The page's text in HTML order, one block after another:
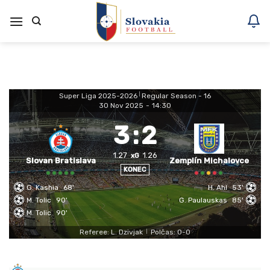
na
Super Liga 2025-2026 Regular Season - 16
30 Nov 2025 - 14:30
Slovan Bratislava
3:2
1.27 xG 1.26
KONEC
Zemplín Michalovce
G. Kashia 68'
M. Tolic 90'
M. Tolic 90'
H. Ahl 53'
G. Paulauskas 85'
Referee: L. Dzivjak Polčas: 0-0